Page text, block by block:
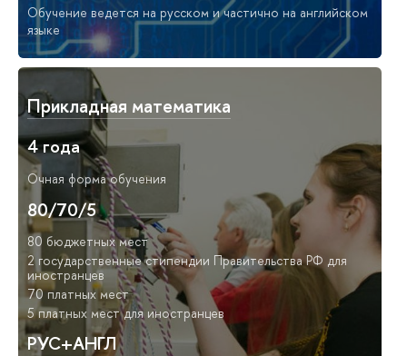
Обучение ведется на русском и частично на английском
языке
Прикладная математика
4 года
Очная форма обучения
80/70/5
80 бюджетных мест
2 государственные стипендии Правительства РФ для
иностранцев
70 платных мест
5 платных мест для иностранцев
РУС+АНГЛ